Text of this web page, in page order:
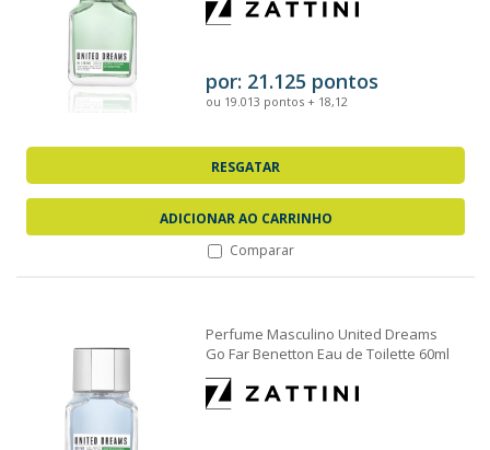
por: 21.125 pontos
ou 19.013 pontos + 18,12
RESGATAR
ADICIONAR AO CARRINHO
Comparar
Perfume Masculino United Dreams
Go Far Benetton Eau de Toilette 60ml